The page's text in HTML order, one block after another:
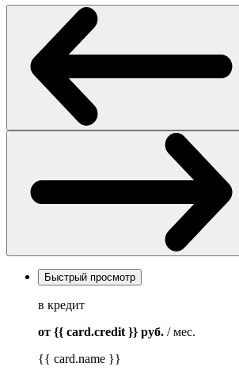
Быстрый просмотр
в кредит
от {{ card.credit }} руб. / мес.
{{ card.name }}